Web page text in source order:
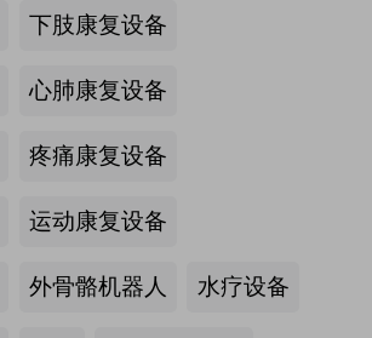
下肢康复设备
心肺康复设备
疼痛康复设备
运动康复设备
外骨骼机器人 水疗设备
源
【如愿】升降浴室柜-海尔智慧康养